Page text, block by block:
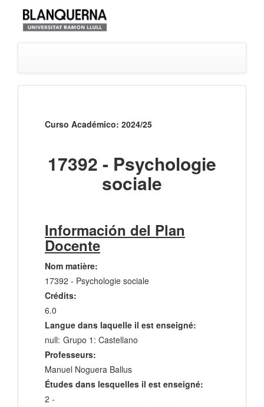
Curso Académico: 2024/25
17392 - Psychologie
sociale
Información del Plan
Docente
Nom matière:
17392 - Psychologie sociale
Crédits:
6.0
Langue dans laquelle il est enseigné:
null: Grupo 1: Castellano
Professeurs:
Manuel Noguera Ballus
Études dans lesquelles il est enseigné:
2 -